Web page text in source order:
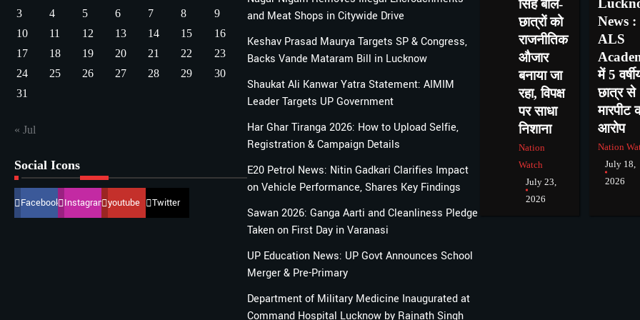
3
4 5 6 7 8
9
10
11 12 13 14 15
16
17
18 19 20 21 22
23
24
25 26 27 28 29
30
31
« Jul
Social Icons
Facebook Instagramyoutube Twitter
and Meat Shops in Citywide Drive
Keshav Prasad Maurya Targets SP & Congress,
Backs Vande Mataram Bill in Lucknow
Shaukat Ali Kanwar Yatra Statement: AIMIM
Leader Targets UP Government
Har Ghar Tiranga 2026: How to Upload Selfie,
Registration & Campaign Details
E20 Petrol News: Nitin Gadkari Clarifies Impact
on Vehicle Performance, Shares Key Findings
Sawan 2026: Ganga Aarti and Cleanliness Pledge
Taken on First Day in Varanasi
UP Education News: UP Govt Announces School
Merger & Pre-Primary
Department of Military Medicine Inaugurated at
Command Hospital Lucknow by Rajnath Singh
सिंह बोले-
छात्रों को
राजनीतिक
औजार
बनाया जा
रहा, विपक्ष
पर साधा
निशाना
Nation
Watch
July 23,
2026
News :
ALS
में 5
छात्र से
मारपीट
आरोप
Nation
July 18,
2026